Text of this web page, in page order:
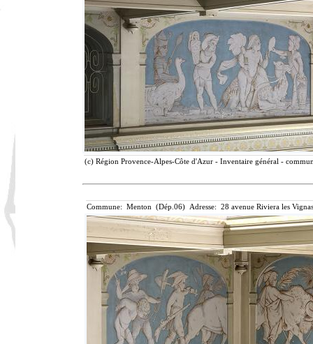
(c) Région Provence-Alpes-Côte d'Azur - Inventaire général -
Commune: Menton (Dép.06) Adresse: 28 avenue Riviera les